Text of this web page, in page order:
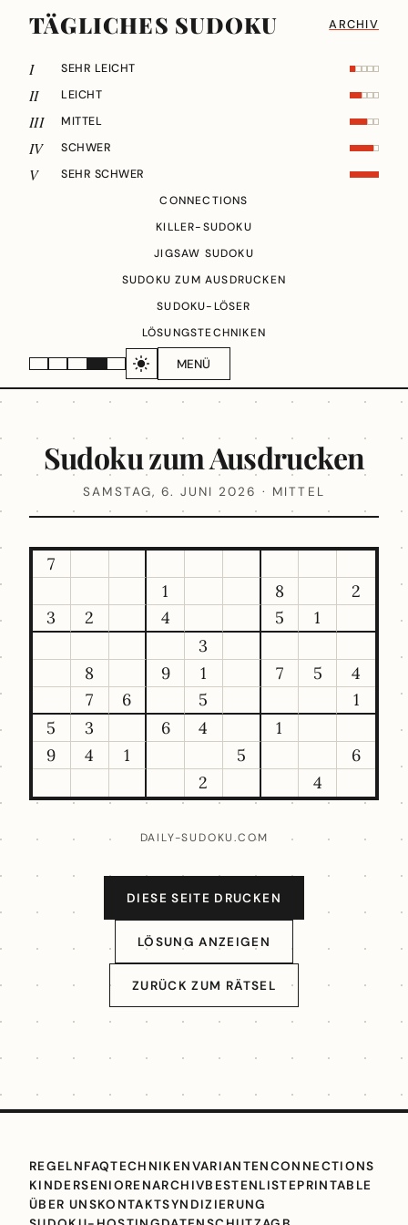
TÄGLICHES SUDOKU ARCHIV
MENÜ
I SEHR LEICHT
II LEICHT
III MITTEL
IV SCHWER
V
SEHR SCHWER
CONNECTIONS
KILLER-SUDOKU
JIGSAW SUDOKU
SUDOKU ZUM AUSDRUCKEN
SUDOKU-LÖSER
LÖSUNGSTECHNIKEN
Sudoku zum Ausdrucken
SAMSTAG, 6. JUNI 2026 · MITTEL
7
1
8
2
3
2 4 5
1
3
8
9 1 7 5
4
7
6 5
1
5
3 6 4
1
9
4 1 5
6
2
4
DAILY-SUDOKU.COM
DIESE SEITE DRUCKEN
LÖSUNG ANZEIGEN
ZURÜCK ZUM RÄTSEL
REGELNFAQTECHNIKENVARIANTENCONNECTIONS
KINDERSENIORENARCHIVBESTENLISTEPRINTABLE
ÜBER UNSKONTAKTSYNDIZIERUNG